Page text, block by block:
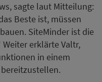
sagte laut Mitteilung:
Beste ist, müssen
SiteMinder ist die
Weiter erklärte Valtr,
in einem